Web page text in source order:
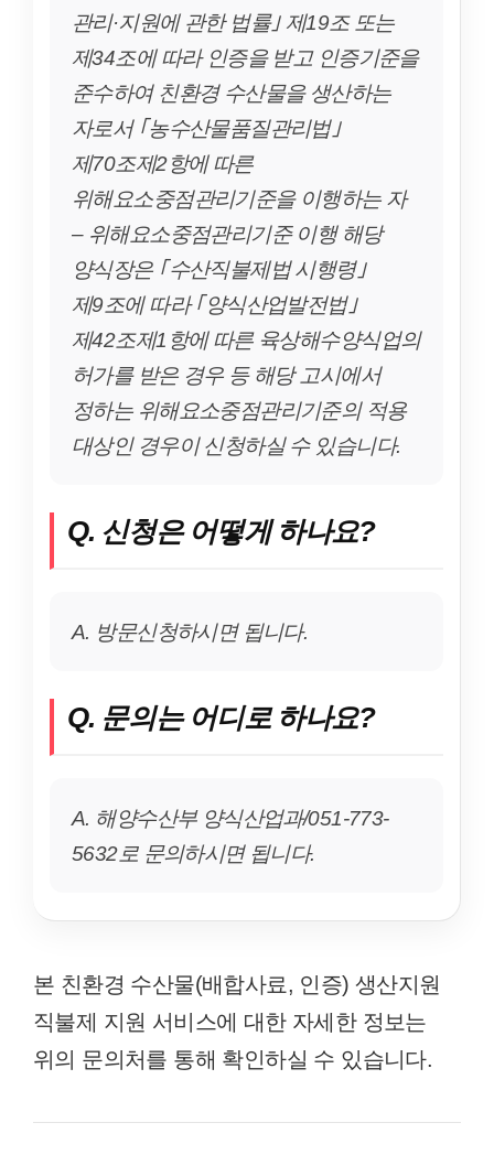
관리·지원에 관한 법률｣ 제19조 또는
제34조에 따라 인증을 받고 인증기준을
준수하여 친환경 수산물을 생산하는
자로서 ｢농수산물품질관리법｣
제70조제2항에 따른
위해요소중점관리기준을 이행하는 자
– 위해요소중점관리기준 이행 해당
양식장은 ｢수산직불제법 시행령｣
제9조에 따라 ｢양식산업발전법｣
제42조제1항에 따른 육상해수양식업의
허가를 받은 경우 등 해당 고시에서
정하는 위해요소중점관리기준의 적용
대상인 경우이 신청하실 수 있습니다.
Q. 신청은 어떻게 하나요?
A. 방문신청하시면 됩니다.
Q. 문의는 어디로 하나요?
A. 해양수산부 양식산업과/051-773-
5632로 문의하시면 됩니다.
본 친환경 수산물(배합사료, 인증) 생산지원
직불제 지원 서비스에 대한 자세한 정보는
위의 문의처를 통해 확인하실 수 있습니다.